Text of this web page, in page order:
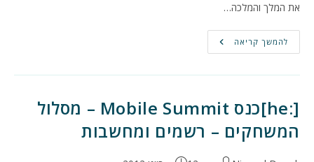
את המלך והמלכה…
להמשך קריאה משחקי
הרפתקאות
געגועיי
ל-
ולקירנדיה
[:he]כנס Mobile Summit – מסלול
המשחקים – רשמים ומחשבות